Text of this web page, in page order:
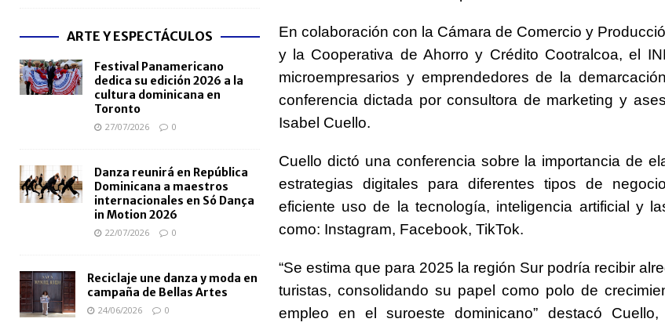
En colaboración con la Cámara de Comercio y
y la Cooperativa de Ahorro y Crédito Cootralcoa, el
microempresarios y emprendedores de la
conferencia dictada por consultora de marketing y
Isabel Cuello.
Cuello dictó una conferencia sobre la importancia de
estrategias digitales para diferentes tipos de
eficiente uso de la tecnología, inteligencia artificial y
como: Instagram, Facebook, TikTok.
“Se estima que para 2025 la región Sur podría recibir
turistas, consolidando su papel como polo de
empleo en el suroeste dominicano” destacó
ARTE Y ESPECTÁCULOS
Festival Panamericano
dedica su edición 2026 a la
cultura dominicana en
Toronto
27/07/2026 0
Danza reunirá en República
Dominicana a maestros
internacionales en Só Dança
in Motion 2026
22/07/2026 0
Reciclaje une danza y moda en
campaña de Bellas Artes
24/06/2026 0